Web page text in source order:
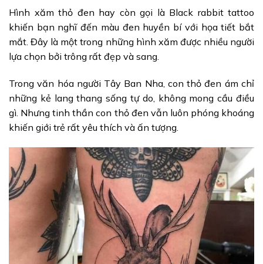
Hình xăm thỏ đen hay còn gọi là Black rabbit tattoo
khiến bạn nghĩ đến màu đen huyền bí với họa tiết bắt
mắt. Đây là một trong những hình xăm được nhiều người
lựa chọn bởi trông rất đẹp và sang.
Trong văn hóa người Tây Ban Nha, con thỏ đen ám chỉ
những kẻ lang thang sống tự do, không mong cầu điều
gì. Nhưng tinh thần con thỏ đen vẫn luôn phóng khoáng
khiến giới trẻ rất yêu thích và ấn tượng.